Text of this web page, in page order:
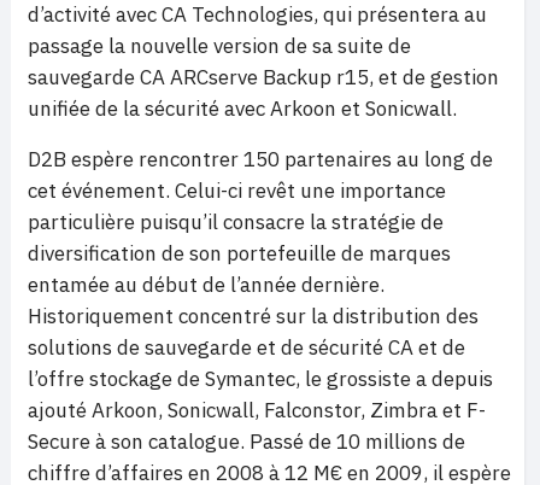
d’activité avec CA Technologies, qui présentera au
passage la nouvelle version de sa suite de
sauvegarde CA ARCserve Backup r15, et de gestion
unifiée de la sécurité avec Arkoon et Sonicwall.
D2B espère rencontrer 150 partenaires au long de
cet événement. Celui-ci revêt une importance
particulière puisqu’il consacre la stratégie de
diversification de son portefeuille de marques
entamée au début de l’année dernière.
Historiquement concentré sur la distribution des
solutions de sauvegarde et de sécurité CA et de
l’offre stockage de Symantec, le grossiste a depuis
ajouté Arkoon, Sonicwall, Falconstor, Zimbra et F-
Secure à son catalogue. Passé de 10 millions de
chiffre d’affaires en 2008 à 12 M€ en 2009, il espère